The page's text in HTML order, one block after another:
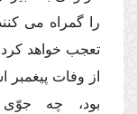
را گمراه مى
تعجب خواهد كرد
از وفات پیغمبر
بود، چه